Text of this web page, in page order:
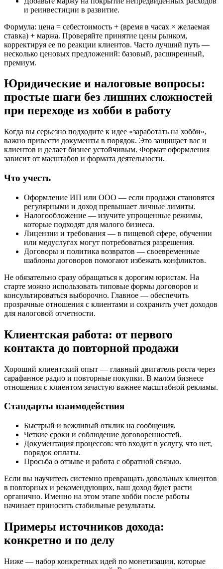
и реинвестиции в развитие.
Формула: цена = себестоимость + (время в часах × желаемая
ставка) + маржа. Проверяйте принятие цены рынком,
корректируя ее по реакции клиентов. Часто лучший путь —
несколько ценовых предложений: базовый, расширенный,
премиум.
Юридические и налоговые вопросы:
простые шаги без лишних сложностей
при переходе из хобби в работу
Когда вы серьезно подходите к идее «заработать на хобби»,
важно привести документы в порядок. Это защищает вас и
клиентов и делает бизнес устойчивым. Формат оформления
зависит от масштабов и формата деятельности.
Что учесть
Оформление ИП или ООО — если продажи становятся
регулярными и доход превышает личные лимиты.
Налогообложение — изучите упрощенные режимы,
которые подходят для малого бизнеса.
Лицензии и требования — в пищевой сфере, обучении
или медуслугах могут потребоваться разрешения.
Договоры и политика возвратов — своевременные
шаблоны договоров помогают избежать конфликтов.
Не обязательно сразу обращаться к дорогим юристам. На
старте можно использовать типовые формы договоров и
консультироваться выборочно. Главное — обеспечить
прозрачные отношения с клиентами и сохранить учет доходов
для налоговой отчетности.
Клиентская работа: от первого
контакта до повторной продажи
Хороший клиентский опыт — главный двигатель роста через
сарафанное радио и повторные покупки. В малом бизнесе
отношения с клиентом зачастую важнее масштабной рекламы.
Стандарты взаимодействия
Быстрый и вежливый отклик на сообщения.
Четкие сроки и соблюдение договоренностей.
Документация процессов: что входит в услугу, что нет,
порядок оплаты.
Просьба о отзыве и работа с обратной связью.
Если вы научитесь системно превращать довольных клиентов
в повторных и рекомендующих, ваш доход будет расти
органично. Именно на этом этапе хобби после работы
начинает приносить стабильные результаты.
Примеры источников дохода:
конкретно и по делу
Ниже — набор конкретных идей по монетизации, которые